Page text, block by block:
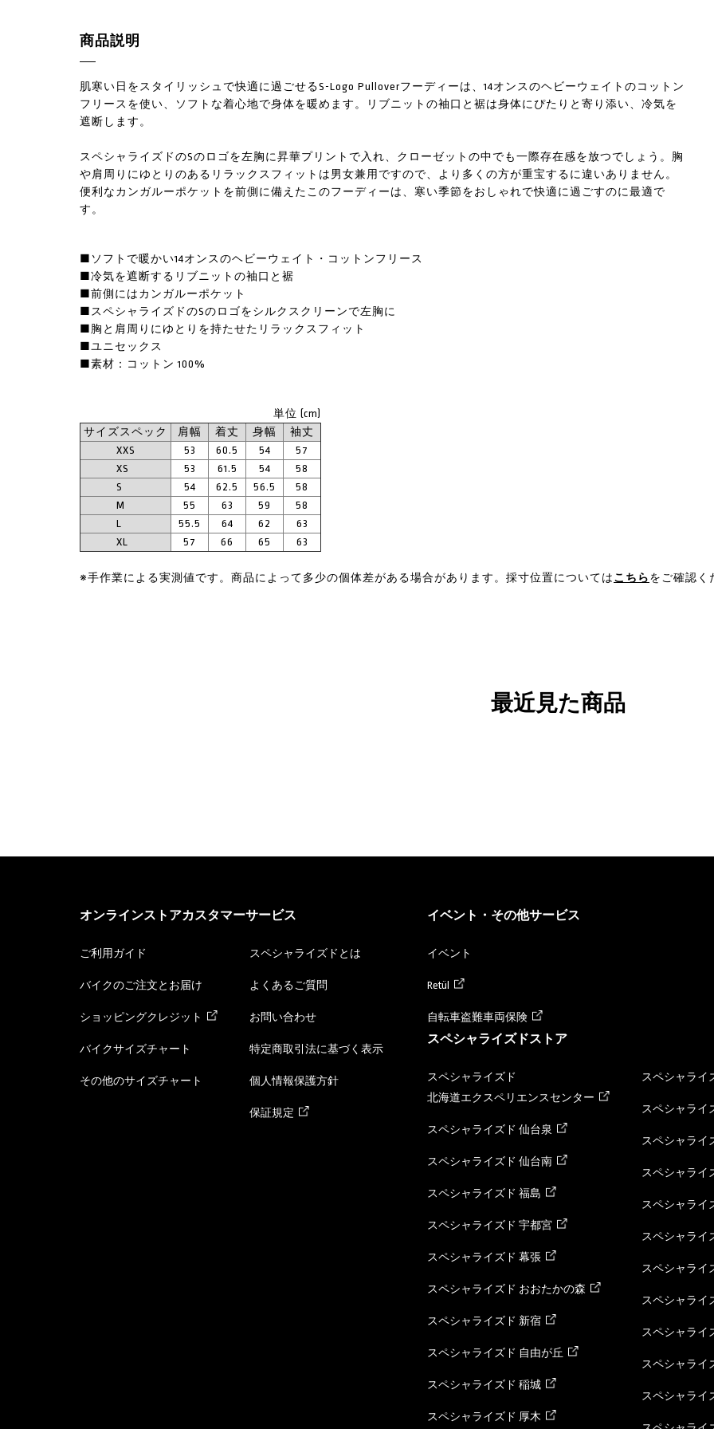
商品説明
肌寒い日をスタイリッシュで快適に過ごせるS-Logo Pulloverフーディーは、14オンスのヘビーウェイトのコットン
フリースを使い、ソフトな着心地で身体を暖めます。リブニットの袖口と裾は身体にぴたりと寄り添い、冷気を
遮断します。
スペシャライズドのSのロゴを左胸に昇華プリントで入れ、クローゼットの中でも一際存在感を放つでしょう。胸
や肩周りにゆとりのあるリラックスフィットは男女兼用ですので、より多くの方が重宝するに違いありません。
便利なカンガルーポケットを前側に備えたこのフーディーは、寒い季節をおしゃれで快適に過ごすのに最適で
す。
■ソフトで暖かい14オンスのヘビーウェイト・コットンフリース
■冷気を遮断するリブニットの袖口と裾
■前側にはカンガルーポケット
■スペシャライズドのSのロゴをシルクスクリーンで左胸に
■胸と肩周りにゆとりを持たせたリラックスフィット
■ユニセックス
■素材：コットン 100%
単位 (cm)
サイズスペック
肩幅 着丈 身幅
袖丈
XXS
53 60.5 54
57
XS
53 61.5 54
58
S
54 62.5 56.5
58
M
55 63 59
58
L
55.5 64 62
63
XL
57 66 65 63
※手作業による実測値です。商品によって多少の個体差がある場合があります。採寸位置については こちら をご確認く
最近見た商品
オンラインストアカスタマーサービス
ご利用ガイド
バイクのご注文とお届け
ショッピングクレジット
バイクサイズチャート
その他のサイズチャート
スペシャライズドとは
よくあるご質問
お問い合わせ
特定商取引法に基づく表示
個人情報保護方針
保証規定
イベント・その他サービス
イベント
Retül
自転車盗難車両保険
スペシャライズドストア
スペシャライズド
北海道エクスペリエンスセンター
スペシャライズド 仙台泉
スペシャライズド 仙台南
スペシャライズド 福島
スペシャライズド 宇都宮
スペシャライズド 幕張
スペシャライズド おおたかの森
スペシャライズド 新宿
スペシャライズド 自由が丘
スペシャライズド 稲城
スペシャライズド 厚木
スペシャライ
スペシャライ
スペシャライ
スペシャライ
スペシャライ
スペシャライ
スペシャライ
スペシャライ
スペシャライ
スペシャライ
スペシャライ